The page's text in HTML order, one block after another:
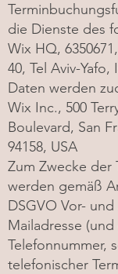
die Dienste des
Wix HQ, 6350671
40, Tel Aviv-Yafo,
Daten werden
Wix Inc., 500
Boulevard, San
94158, USA
Zum Zwecke der
werden gemäß
DSGVO Vor-
Mailadresse
Telefonnummer,
telefonischer